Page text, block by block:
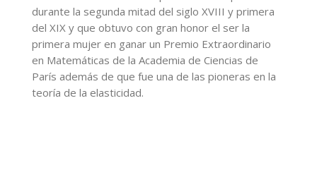
durante la segunda mitad del siglo XVIII y primera
del XIX y que obtuvo con gran honor el ser la
primera mujer en ganar un Premio Extraordinario
en Matemáticas de la Academia de Ciencias de
París además de que fue una de las pioneras en la
teoría de la elasticidad.